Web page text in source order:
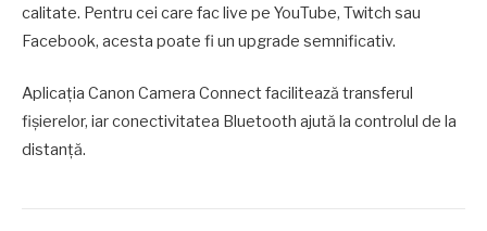
calitate. Pentru cei care fac live pe YouTube, Twitch sau
Facebook, acesta poate fi un upgrade semnificativ.
Aplicația Canon Camera Connect facilitează transferul
fișierelor, iar conectivitatea Bluetooth ajută la controlul de la
distanță.